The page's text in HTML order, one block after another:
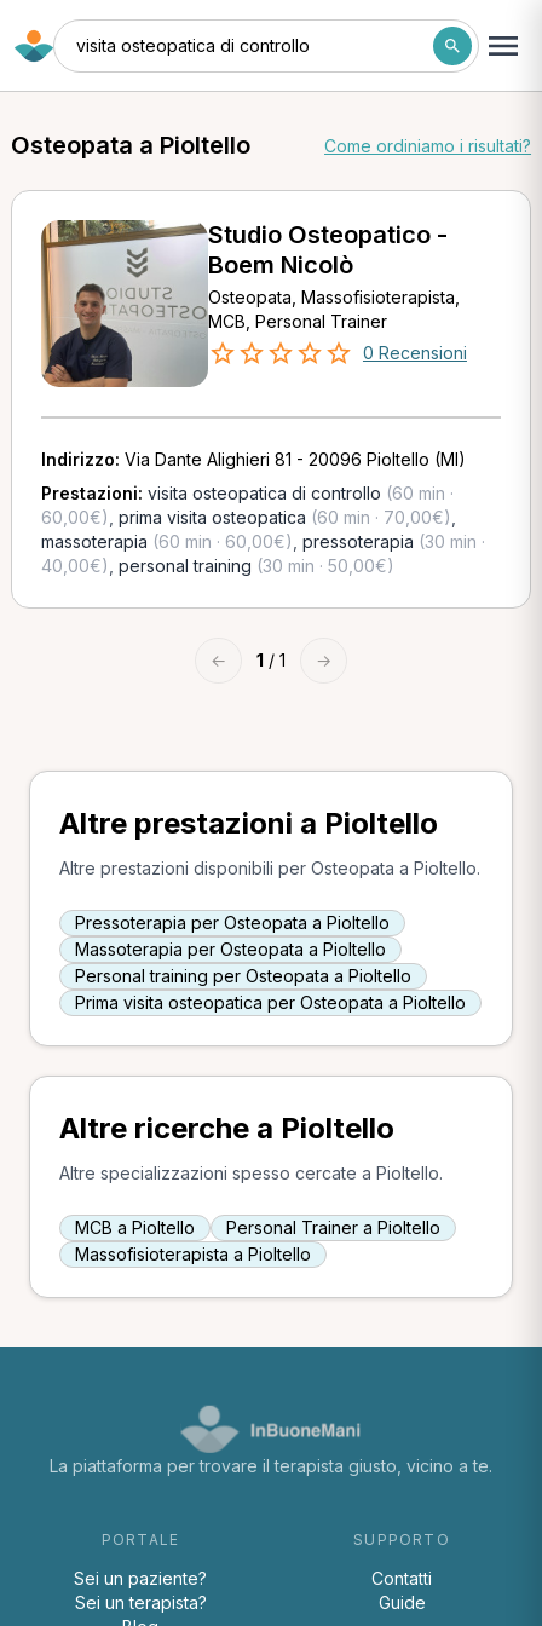
visita osteopatica di controllo
Osteopata a Pioltello Come ordiniamo i risultati?
Studio Osteopatico -
Boem Nicolò
Osteopata, Massofisioterapista,
MCB, Personal Trainer
0 Recensioni
Indirizzo: Via Dante Alighieri 81 - 20096 Pioltello (MI)
Prestazioni: visita osteopatica di controllo (60 min ·
60,00€) prima visita osteopatica (60 min · 70,00€)
massoterapia (60 min · 60,00€) pressoterapia (30 min ·
40,00€) personal training (30 min · 50,00€)
← 1 / 1 →
Altre prestazioni a Pioltello
Altre prestazioni disponibili per Osteopata a Pioltello.
Pressoterapia per Osteopata a Pioltello
Massoterapia per Osteopata a Pioltello
Personal training per Osteopata a Pioltello
Prima visita osteopatica per Osteopata a Pioltello
Altre ricerche a Pioltello
Altre specializzazioni spesso cercate a Pioltello.
MCB a Pioltello
Personal Trainer a Pioltello
Massofisioterapista a Pioltello
La piattaforma per trovare il terapista giusto, vicino a te.
PORTALE
Sei un paziente?
Sei un terapista?
SUPPORTO
Contatti
Guide